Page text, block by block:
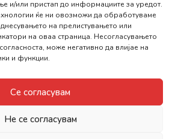
и/или пристап до информациите за уредот.
ќе ни овозможи да обработуваме
на прелистувањето или
на оваа страница. Несогласувањето
може негативно да влијае на
и функции.
Се согласувам
Не се согласувам